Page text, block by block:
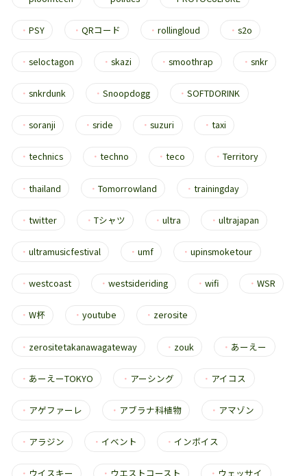
・ PSY ・QRコード ・rollingloud ・ s2o
・ seloctagon ・skazi ・smoothrap ・ snkr
・ snkrdunk ・Snoopdogg ・SOFTDORINK
・ soranji ・sride ・suzuri ・ taxi
・ technics ・techno ・teco ・ Territory
・ thailand ・Tomorrowland ・trainingday
・ twitter ・Tシャツ ・ultra ・ ultrajapan
・ ultramusicfestival ・umf ・upinsmoketour
・ westcoast ・westsideriding ・wifi ・ WSR
・ W杯 ・youtube ・ zerosite
・ zerositetakanawagateway ・ zouk ・ あーえー
・ あーえーTOKYO ・ アーシング ・ アイコス
・ アゲファーレ ・ アブラナ科植物 ・ アマゾン
・ アラジン ・イベント ・インボイス
・ ウイスキー ・ ウエストコースト ・ ウェッサイ